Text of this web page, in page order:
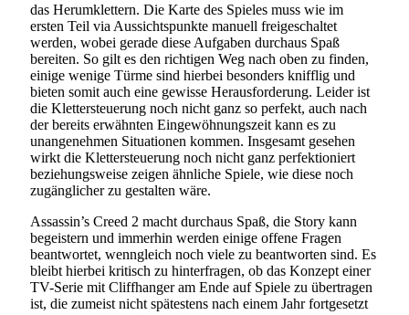
das Herumklettern. Die Karte des Spieles muss wie im
ersten Teil via Aussichtspunkte manuell freigeschaltet
werden, wobei gerade diese Aufgaben durchaus Spaß
bereiten. So gilt es den richtigen Weg nach oben zu finden,
einige wenige Türme sind hierbei besonders knifflig und
bieten somit auch eine gewisse Herausforderung. Leider ist
die Klettersteuerung noch nicht ganz so perfekt, auch nach
der bereits erwähnten Eingewöhnungszeit kann es zu
unangenehmen Situationen kommen. Insgesamt gesehen
wirkt die Klettersteuerung noch nicht ganz perfektioniert
beziehungsweise zeigen ähnliche Spiele, wie diese noch
zugänglicher zu gestalten wäre.
Assassin’s Creed 2 macht durchaus Spaß, die Story kann
begeistern und immerhin werden einige offene Fragen
beantwortet, wenngleich noch viele zu beantworten sind. Es
bleibt hierbei kritisch zu hinterfragen, ob das Konzept einer
TV-Serie mit Cliffhanger am Ende auf Spiele zu übertragen
ist, die zumeist nicht spätestens nach einem Jahr fortgesetzt